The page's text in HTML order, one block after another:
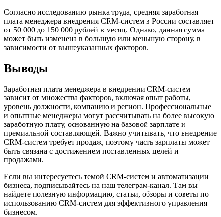
Согласно исследованию рынка труда, средняя заработная
плата менеджера внедрения CRM-систем в России составляет
от 50 000 до 150 000 рублей в месяц. Однако, данная сумма
может быть изменена в большую или меньшую сторону, в
зависимости от вышеуказанных факторов.
Выводы
Заработная плата менеджера в внедрении CRM-систем
зависит от множества факторов, включая опыт работы,
уровень должности, компанию и регион. Профессиональные
и опытные менеджеры могут рассчитывать на более высокую
заработную плату, основанную на базовой зарплате и
премиальной составляющей. Важно учитывать, что внедрение
CRM-систем требует продаж, поэтому часть зарплаты может
быть связана с достижением поставленных целей и
продажами.
Если вы интересуетесь темой CRM-систем и автоматизации
бизнеса, подписывайтесь на наш телеграм-канал. Там вы
найдете полезную информацию, статьи, обзоры и советы по
использованию CRM-систем для эффективного управления
бизнесом.